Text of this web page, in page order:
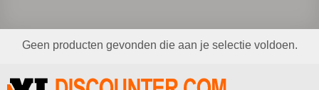
Geen producten gevonden die aan je selectie voldoen.